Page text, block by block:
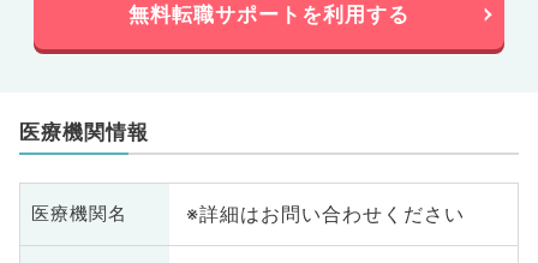
無料転職サポートを利用する
医療機関情報
医療機関名 ※詳細はお問い合わせください